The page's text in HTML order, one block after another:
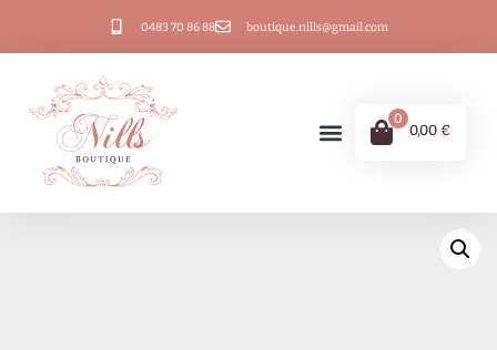
0483 70 86 88 boutique.nills@gmail.com
0
0,00 €